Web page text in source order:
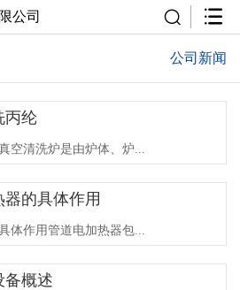
公司
公司新闻
丙纶
空清洗炉是由炉体、炉...
的具体作用
体作用管道电加热器包...
备概述